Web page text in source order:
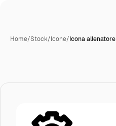
Home/Stock/Icone/Icona allenatore